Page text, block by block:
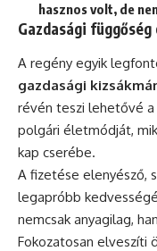
hasznos volt, de
Gazdasági
A regény egyik
gazdasági
révén teszi lehetővé a
polgári életmódját,
kap cserébe.
A fizetése elenyésző,
legapróbb
nemcsak anyagilag,
Fokozatosan elveszíti